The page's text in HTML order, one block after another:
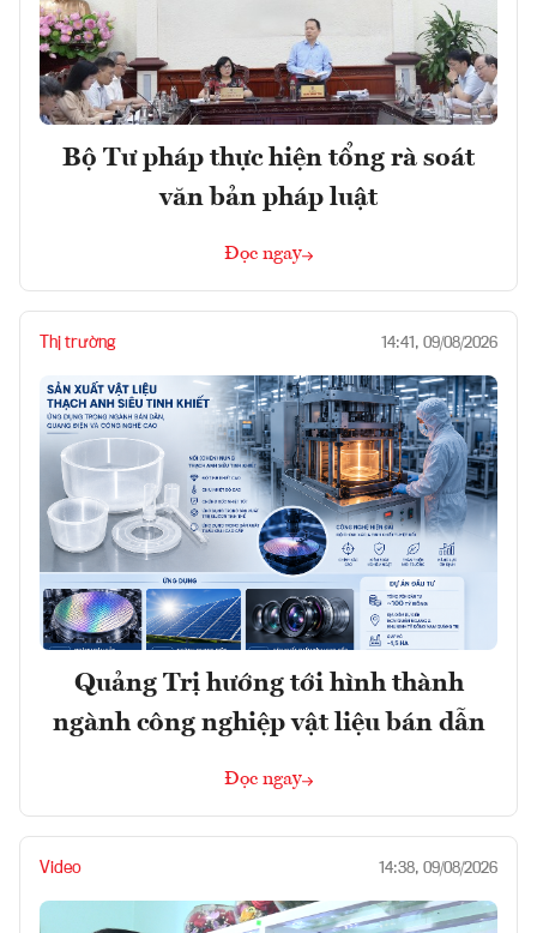
Bộ Tư pháp thực hiện tổng rà soát
văn bản pháp luật
Đọc ngay
Thị trường 14:41, 09/08/2026
Quảng Trị hướng tới hình thành
ngành công nghiệp vật liệu bán dẫn
Đọc ngay
Video 14:38, 09/08/2026